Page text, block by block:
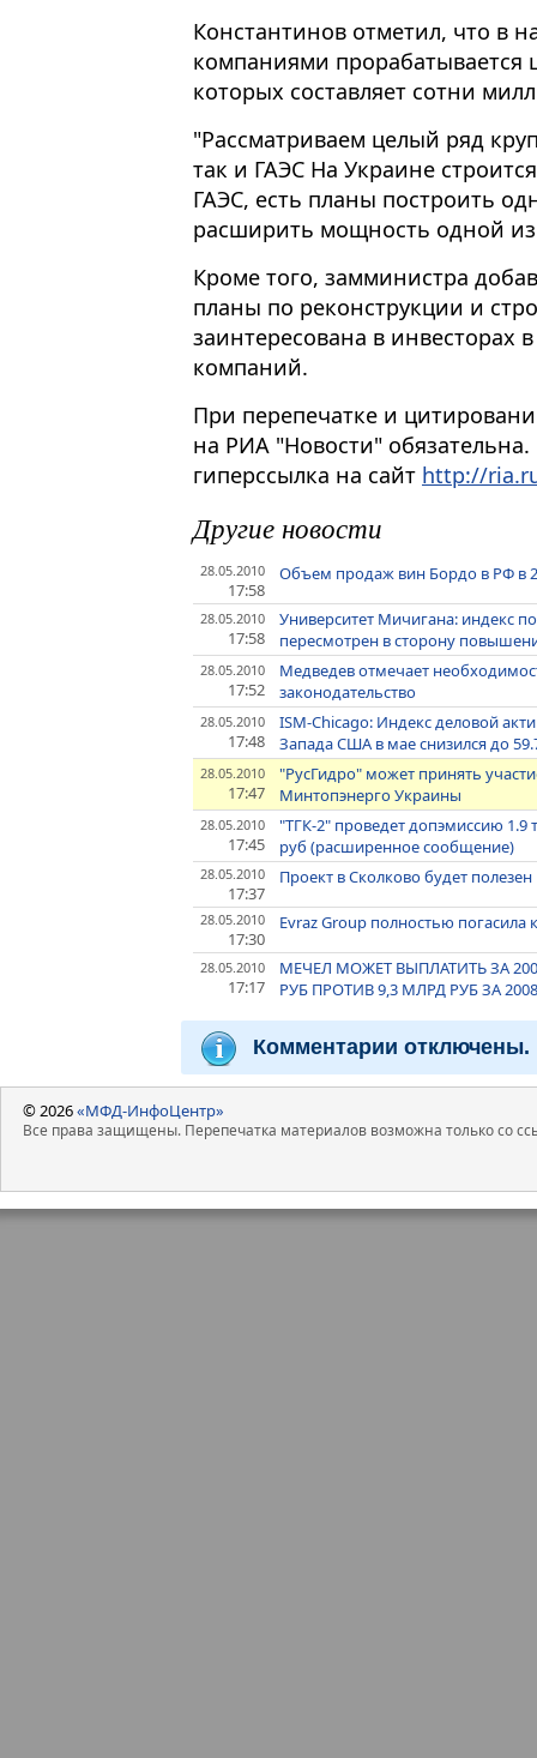
Константинов отметил, что в
компаниями прорабатывается
которых составляет сотни
"Рассматриваем целый ряд
так и ГАЭС На Украине
ГАЭС, есть планы построить
расширить мощность одной
Кроме того, замминистра
планы по реконструкции и
заинтересована в инвесторах
компаний.
При перепечатке и
на РИА "Новости"
гиперссылка на сайт http://
Другие новости
28.05.2010
17:58
Объем продаж вин Бордо в РФ в
28.05.2010
17:58
Университет Мичигана: индекс
пересмотрен в сторону
28.05.2010
17:52
Медведев отмечает
законодательство
28.05.2010
17:48
ISM-Chicago: Индекс деловой
Запада США в мае снизился до
28.05.2010
17:47
"РусГидро" может принять
Минтопэнерго Украины
28.05.2010
17:45
"ТГК-2" проведет допэмиссию
руб (расширенное сообщение)
28.05.2010
17:37
Проект в Сколково будет
28.05.2010
17:30
Evraz Group полностью погасила
28.05.2010
17:17
МЕЧЕЛ МОЖЕТ ВЫПЛАТИТЬ ЗА
РУБ ПРОТИВ 9,3 МЛРД РУБ ЗА
Комментарии отключены.
© 2026«МФД-ИнфоЦентр»
Все права защищены. Перепечатка материалов возможна только со